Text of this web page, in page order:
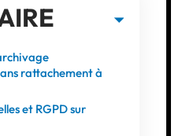
rattachement à
et RGPD sur